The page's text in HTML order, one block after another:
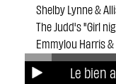
Le bien
Shelby Lynne &
The Judd's "Girl
Emmylou Harris
Juliette Armanet
(Les mots bleus)